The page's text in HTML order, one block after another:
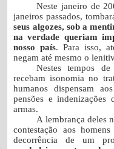
Neste janeiro de
janeiros passados,
seus algozes, sob a
na verdade queriam
nosso país. Para isso,
negam até mesmo o
Nestes tempos
recebam isonomia no
humanos dispensam
pensões e
armas.
A lembrança deles
contestação aos
decorrência de um